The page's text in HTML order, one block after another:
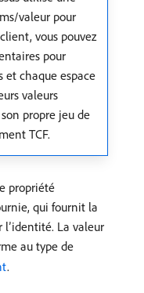
valeur pour
vous pouvez
pour
et chaque espace
valeurs
propre jeu de
TCF.
propriété
qui fournit la
l’identité. La valeur
au type de
.